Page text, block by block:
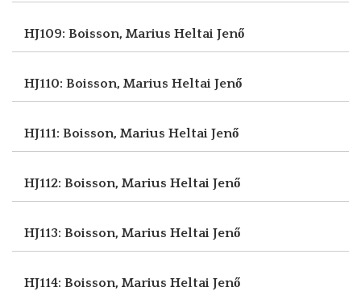
HJ109: Boisson, Marius Heltai Jenő
HJ110: Boisson, Marius Heltai Jenő
HJ111: Boisson, Marius Heltai Jenő
HJ112: Boisson, Marius Heltai Jenő
HJ113: Boisson, Marius Heltai Jenő
HJ114: Boisson, Marius Heltai Jenő